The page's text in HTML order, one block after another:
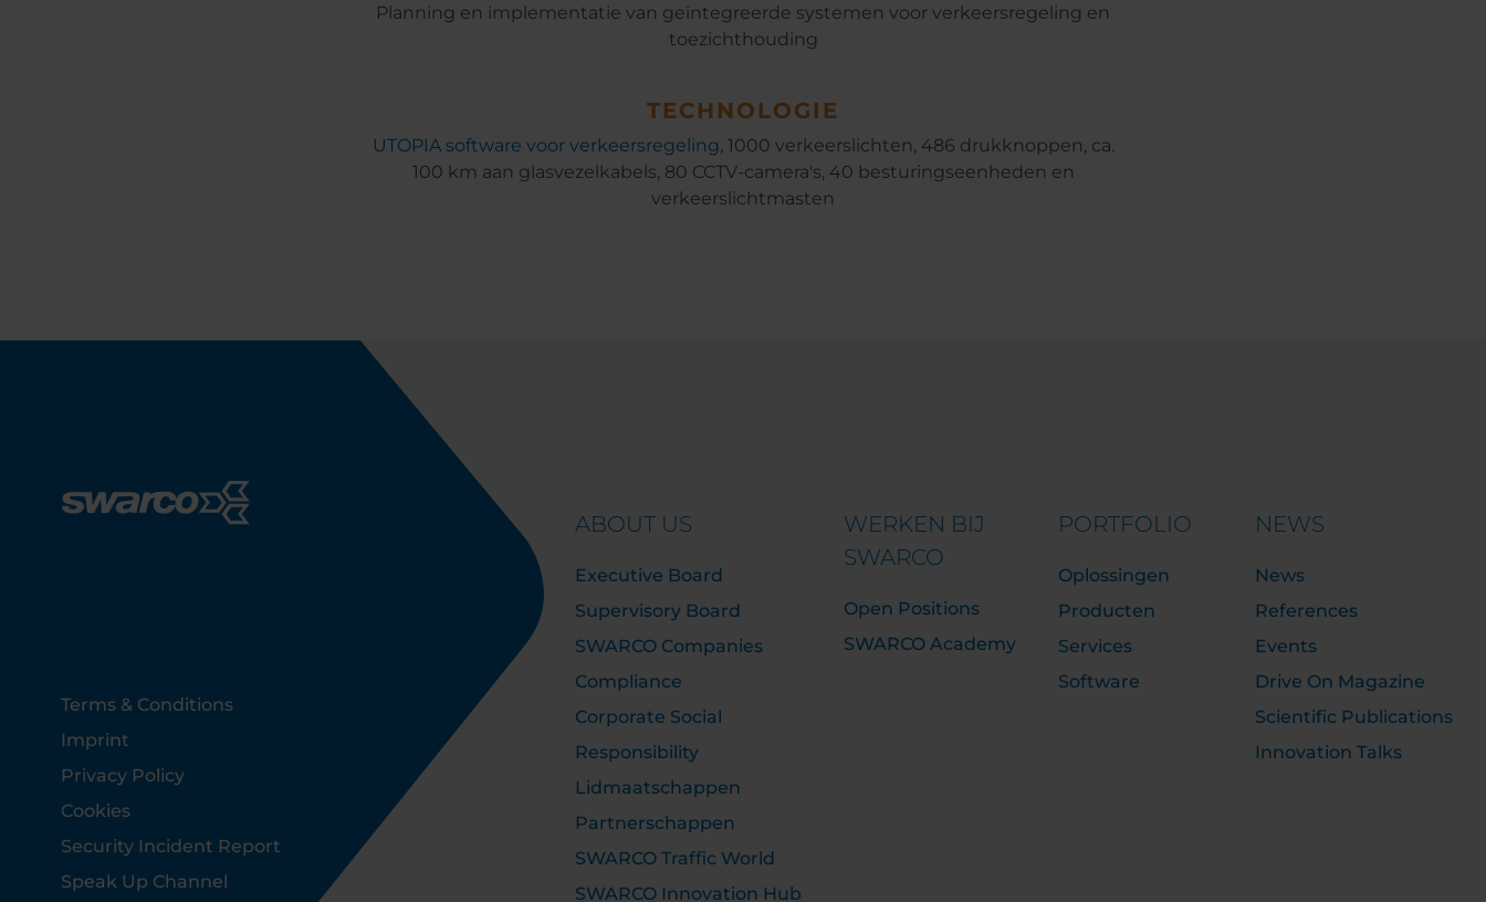
Planning en implementatie van geïntegreerde systemen voor verkeersregeling en
toezichthouding
TECHNOLOGIE
UTOPIA software voor verkeersregeling, 1000 verkeerslichten, 486 drukknoppen, ca.
100 km aan glasvezelkabels, 80 CCTV-camera's, 40 besturingseenheden en
verkeerslichtmasten
Footer
Terms & Conditions
Imprint
Privacy Policy
Cookies
Security Incident Report
Speak Up Channel
ABOUT US
Executive Board
Supervisory Board
SWARCO Companies
Compliance
Corporate Social
Responsibility
Lidmaatschappen
Partnerschappen
SWARCO Traffic World
SWARCO Innovation Hub
WERKEN BIJ
SWARCO
Open Positions
SWARCO Academy
PORTFOLIO
Oplossingen
Producten
Services
Software
NEWS
News
References
Events
Drive On Magazine
Scientific Publications
Innovation Talks